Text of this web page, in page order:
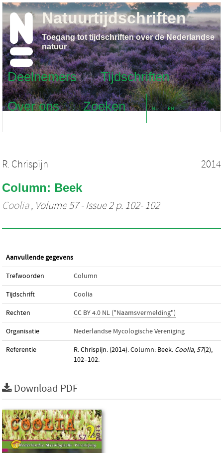
Deelnemers
Tijdschriften
Over ons
Zoeken NL EN
Natuurtijdschriften
Toegang tot tijdschriften over de Nederlandse
natuur
R. Chrispijn 2014
Column: Beek
Coolia, Volume 57 - Issue 2 p. 102- 102
Aanvullende gegevens
Trefwoorden Column
Tijdschrift Coolia
Rechten CC BY 4.0 NL ("Naamsvermelding")
Organisatie Nederlandse Mycologische Vereniging
Referentie R. Chrispijn. (2014). Column: Beek. Coolia,57(2),
102–102.
Download PDF